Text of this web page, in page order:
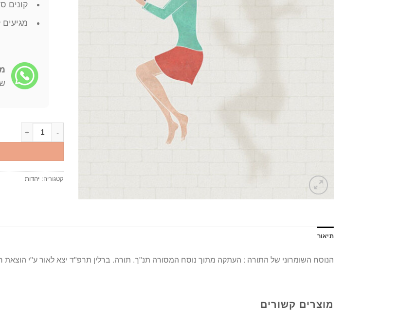
קונים
כמות של הנוסח
קטגוריה: יהדות
תיאור
הנוסח השומרוני של התורה : העתקה מתוך נוסח המסורה תנ"ך. תורה. ברלין תרפ"ד יצא לאור ע"י הוצאת
מוצרים קשורים